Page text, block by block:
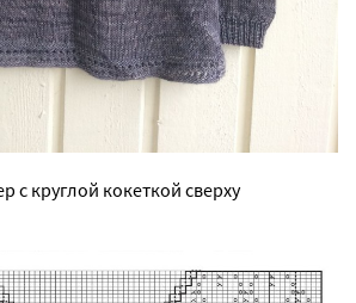
с круглой кокеткой сверху